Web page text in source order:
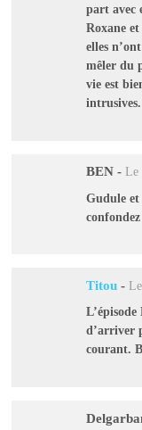
part avec
Roxane
elles
mêler du
vie est
intrusives.
BEN - Le
Gudule et
Titou -
d’arriver
courant.